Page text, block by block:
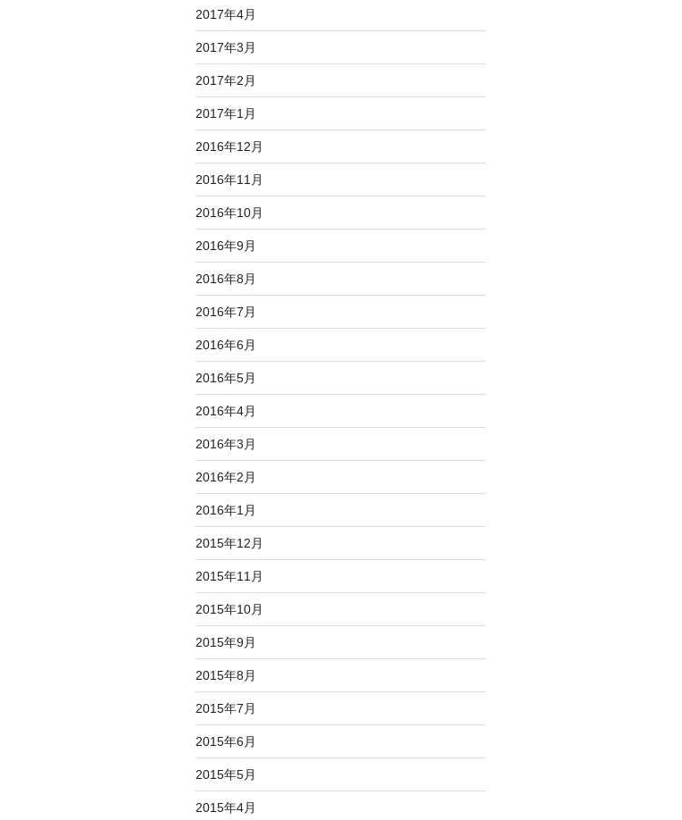
2017年4月
2017年3月
2017年2月
2017年1月
2016年12月
2016年11月
2016年10月
2016年9月
2016年8月
2016年7月
2016年6月
2016年5月
2016年4月
2016年3月
2016年2月
2016年1月
2015年12月
2015年11月
2015年10月
2015年9月
2015年8月
2015年7月
2015年6月
2015年5月
2015年4月